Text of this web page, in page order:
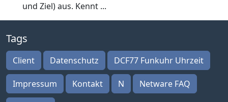
und Ziel) aus. Kennt ...
Tags
Client Datenschutz DCF77 Funkuhr Uhrzeit
Impressum Kontakt N Netware FAQ